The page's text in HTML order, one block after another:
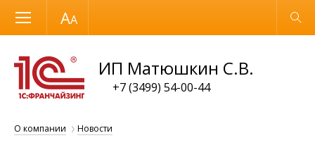
Размер шрифта Обычная версия
ИП Матюшкин С.В.
+7 (3499) 54-00-44
О компании Новости